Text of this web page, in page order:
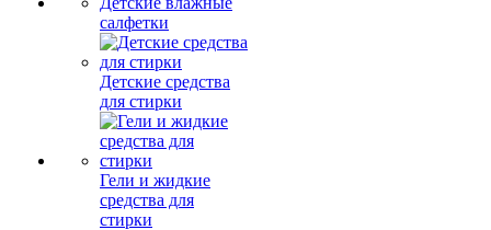
салфетки
Детские средства
для стирки
Гели и жидкие
средства для
стирки